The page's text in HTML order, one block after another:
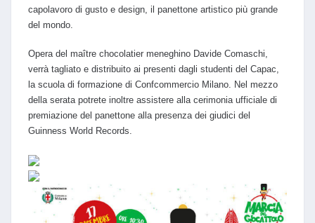
capolavoro di gusto e design, il panettone artistico più grande
del mondo.
Opera del maître chocolatier meneghino Davide Comaschi,
verrà tagliato e distribuito ai presenti dagli studenti del Capac,
la scuola di formazione di Confcommercio Milano. Nel mezzo
della serata potrete inoltre assistere alla cerimonia ufficiale di
premiazione del panettone alla presenza dei giudici del
Guinness World Records.